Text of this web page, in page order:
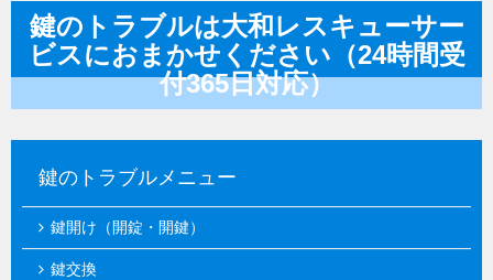
鍵のトラブルは大和レスキューサー
ビスにおまかせください（24時間受
付365日対応）
鍵のトラブルメニュー
鍵開け（開錠・開鍵）
鍵交換